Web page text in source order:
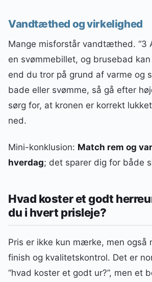
Vandtæthed og virkelighed
Mange misforstår vandtæthed. “3
en svømmebillet, og brusebad
end du tror på grund af varme og
bade eller svømme, så gå efter
sørg for, at kronen er korrekt
ned.
Mini-konklusion: Match rem og
hverdag; det sparer dig for både
Hvad koster et godt
du i hvert prisleje?
Pris er ikke kun mærke, men også
finish og kvalitetskontrol. Det er
“hvad koster et godt ur?”, men et